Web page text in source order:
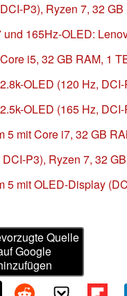
P3), Ryzen 7, 32 GB
165Hz-OLED:
i5, 32 GB RAM, 1
OLED (120 Hz,
OLED (165 Hz,
5 mit Core i7, 32 GB
P3), Ryzen 7, 32
5 mit OLED-Display
Quelle
Google